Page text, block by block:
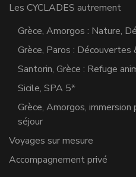
Les CYCLADES autrement
Grèce, Amorgos : Nature,
Grèce, Paros : Découvertes
Santorin, Grèce : Refuge
Sicile, SPA 5*
Grèce, Amorgos,
séjour
Voyages sur mesure
Accompagnement privé